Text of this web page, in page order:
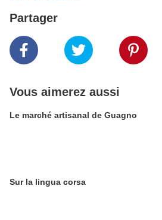
Partager
Vous aimerez aussi
Le marché artisanal de Guagno
Sur la lingua corsa